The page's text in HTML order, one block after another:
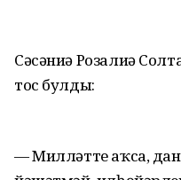
Сәсәниә Розалиә
тос булды:
— Милләтте аҡса,